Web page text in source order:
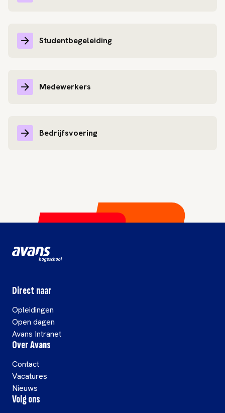
Studentbegeleiding
Medewerkers
Bedrijfsvoering
Direct naar
Opleidingen
Open dagen
Avans Intranet
Over Avans
Contact
Vacatures
Nieuws
Volg ons